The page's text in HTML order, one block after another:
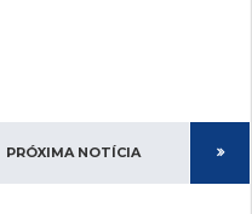
PRÓXIMA NOTÍCIA